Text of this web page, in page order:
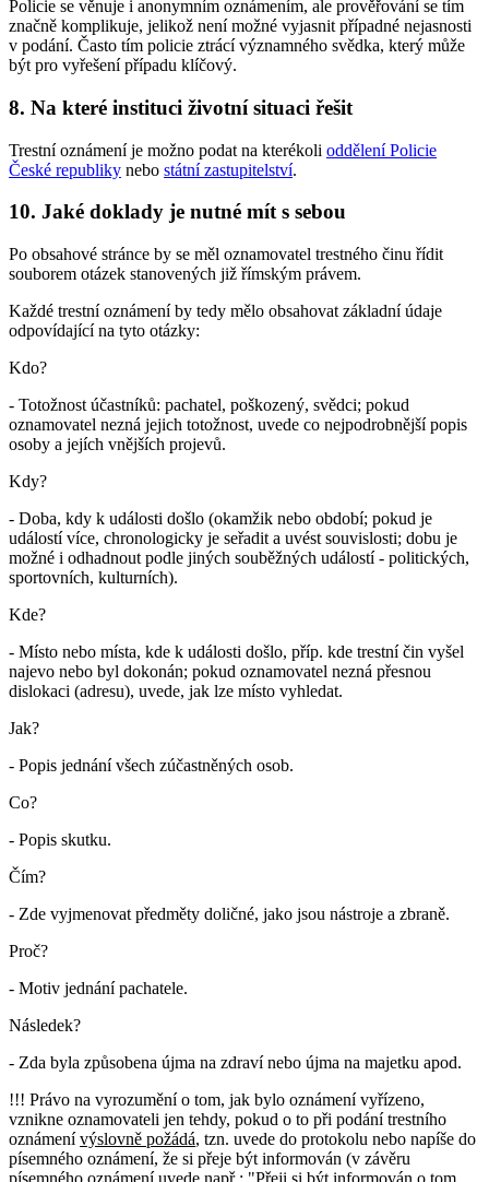
Policie se věnuje i anonymním oznámením, ale prověřování se tím
značně komplikuje, jelikož není možné vyjasnit případné nejasnosti
v podání. Často tím policie ztrácí významného svědka, který může
být pro vyřešení případu klíčový.
8. Na které instituci životní situaci řešit
Trestní oznámení je možno podat na kterékoli oddělení Policie
České republiky nebo státní zastupitelství.
10. Jaké doklady je nutné mít s sebou
Po obsahové stránce by se měl oznamovatel trestného činu řídit
souborem otázek stanovených již římským právem.
Každé trestní oznámení by tedy mělo obsahovat základní údaje
odpovídající na tyto otázky:
Kdo?
- Totožnost účastníků: pachatel, poškozený, svědci; pokud
oznamovatel nezná jejich totožnost, uvede co nejpodrobnější popis
osoby a jejích vnějších projevů.
Kdy?
- Doba, kdy k události došlo (okamžik nebo období; pokud je
událostí více, chronologicky je seřadit a uvést souvislosti; dobu je
možné i odhadnout podle jiných souběžných událostí - politických,
sportovních, kulturních).
Kde?
- Místo nebo místa, kde k události došlo, příp. kde trestní čin vyšel
najevo nebo byl dokonán; pokud oznamovatel nezná přesnou
dislokaci (adresu), uvede, jak lze místo vyhledat.
Jak?
- Popis jednání všech zúčastněných osob.
Co?
- Popis skutku.
Čím?
- Zde vyjmenovat předměty doličné, jako jsou nástroje a zbraně.
Proč?
- Motiv jednání pachatele.
Následek?
- Zda byla způsobena újma na zdraví nebo újma na majetku apod.
!!! Právo na vyrozumění o tom, jak bylo oznámení vyřízeno,
vznikne oznamovateli jen tehdy, pokud o to při podání trestního
oznámenívýslovně požádá, tzn. uvede do protokolu nebo napíše do
písemného oznámení, že si přeje být informován (v závěru
písemného oznámení uvede např.: "Přeji si být informován o tom,